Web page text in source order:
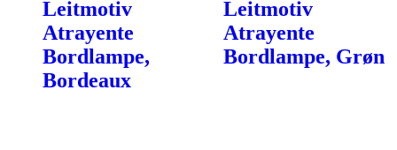
Leitmotiv
Atrayente
Bordlampe,
Bordeaux
Leitmotiv
Atrayente
Bordlampe, Grøn